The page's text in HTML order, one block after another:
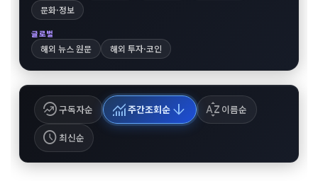
문화·정보
글로벌
해외 뉴스 원문 해외 투자·코인
whatshot구독자순 monitoring주간조회순 arrow_downward sort_by_alpha 이름순
schedule최신순